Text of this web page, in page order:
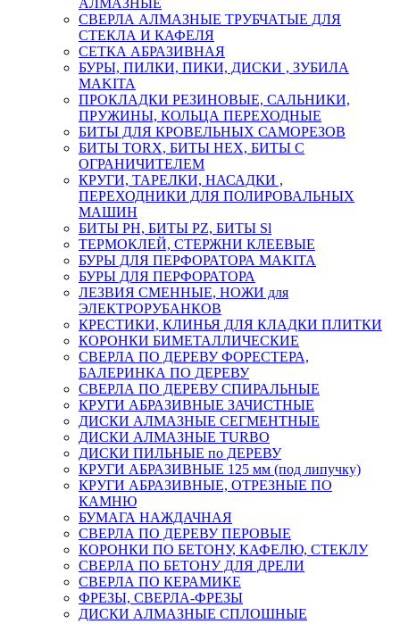
СВЕРЛА АЛМАЗНЫЕ ТРУБЧАТЫЕ ДЛЯ
СТЕКЛА И КАФЕЛЯ
СЕТКА АБРАЗИВНАЯ
БУРЫ, ПИЛКИ, ПИКИ, ДИСКИ , ЗУБИЛА
MAKITA
ПРОКЛАДКИ РЕЗИНОВЫЕ, САЛЬНИКИ,
ПРУЖИНЫ, КОЛЬЦА ПЕРЕХОДНЫЕ
БИТЫ ДЛЯ КРОВЕЛЬНЫХ САМОРЕЗОВ
БИТЫ TORX, БИТЫ НЕХ, БИТЫ С
ОГРАНИЧИТЕЛЕМ
КРУГИ, ТАРЕЛКИ, НАСАДКИ ,
ПЕРЕХОДНИКИ ДЛЯ ПОЛИРОВАЛЬНЫХ
МАШИН
БИТЫ PH, БИТЫ PZ, БИТЫ Sl
ТЕРМОКЛЕЙ, СТЕРЖНИ КЛЕЕВЫЕ
БУРЫ ДЛЯ ПЕРФОРАТОРА MAKITA
БУРЫ ДЛЯ ПЕРФОРАТОРА
ЛЕЗВИЯ СМЕННЫЕ, НОЖИ для
ЭЛЕКТРОРУБАНКОВ
КРЕСТИКИ, КЛИНЬЯ ДЛЯ КЛАДКИ ПЛИТКИ
КОРОНКИ БИМЕТАЛЛИЧЕСКИЕ
СВЕРЛА ПО ДЕРЕВУ ФОРЕСТЕРА,
БАЛЕРИНКА ПО ДЕРЕВУ
СВЕРЛА ПО ДЕРЕВУ СПИРАЛЬНЫЕ
КРУГИ АБРАЗИВНЫЕ ЗАЧИСТНЫЕ
ДИСКИ АЛМАЗНЫЕ СЕГМЕНТНЫЕ
ДИСКИ АЛМАЗНЫЕ TURBO
ДИСКИ ПИЛЬНЫЕ по ДЕРЕВУ
КРУГИ АБРАЗИВНЫЕ 125 мм (под липучку)
КРУГИ АБРАЗИВНЫЕ, ОТРЕЗНЫЕ ПО
КАМНЮ
БУМАГА НАЖДАЧНАЯ
СВЕРЛА ПО ДЕРЕВУ ПЕРОВЫЕ
КОРОНКИ ПО БЕТОНУ, КАФЕЛЮ, СТЕКЛУ
СВЕРЛА ПО БЕТОНУ ДЛЯ ДРЕЛИ
СВЕРЛА ПО КЕРАМИКЕ
ФРЕЗЫ, СВЕРЛА-ФРЕЗЫ
ДИСКИ АЛМАЗНЫЕ СПЛОШНЫЕ